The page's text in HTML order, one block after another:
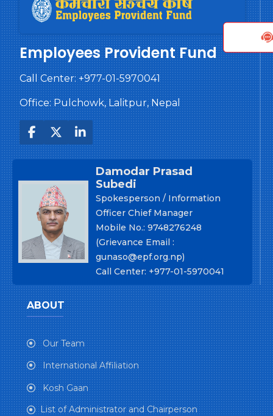
Employees Provident Fund
Call Center:+977-01-5970041
Office: Pulchowk, Lalitpur, Nepal
Damodar Prasad
Subedi
Spokesperson / Information
Officer Chief Manager
Mobile No.: 9748276248
(Grievance Email :
gunaso@epf.org.np)
Call Center: +977-01-5970041
ABOUT
Our Team
International Affiliation
Kosh Gaan
List of Administrator and Chairperson